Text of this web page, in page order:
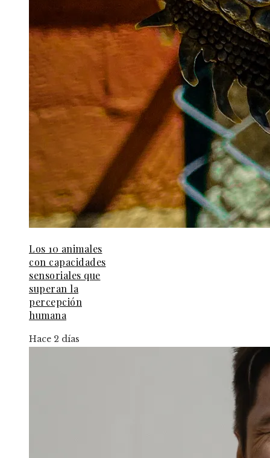
Los 10 animales
con capacidades
sensoriales que
superan la
percepción
humana
Hace 2 días